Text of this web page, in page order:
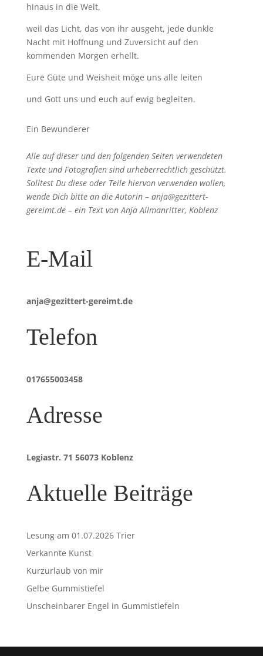
hinaus in die Welt,
weil das Licht, das von ihr ausgeht, jede dunkle
Nacht mit Hoffnung und Zuversicht auf den
kommenden Morgen erhellt.
Eure Güte und Weisheit möge uns alle leiten
und Gott uns und euch auf ewig begleiten.
Ein Bewunderer
Alle auf dieser und den folgenden Seiten verwendeten
Texte und Fotografien sind urheberrechtlich geschützt.
Solltest Du diese oder Teile hiervon verwenden wollen,
wende Dich bitte an die Autorin – anja@gezittert-
gereimt.de – ein Text von Anja Allmanritter, Koblenz
E-Mail
anja@gezittert-gereimt.de
Telefon
017655003458
Adresse
Legiastr. 71 56073 Koblenz
Aktuelle Beiträge
Lesung am 01.07.2026 Trier
Verkannte Kunst
Kurzurlaub von mir
Gelbe Gummistiefel
Unscheinbarer Engel in Gummistiefeln